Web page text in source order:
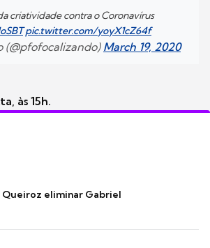
criatividade contra o Coronavírus
pic.twitter.com/yoyX1cZ64f
(@pfofocalizando) March 19, 2020
às 15h.
Queiroz eliminar Gabriel